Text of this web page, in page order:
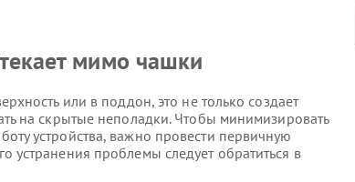
мимо чашки
или в поддон, это не только создает
на скрытые неполадки. Чтобы минимизировать
устройства, важно провести первичную
устранения проблемы следует обратиться в